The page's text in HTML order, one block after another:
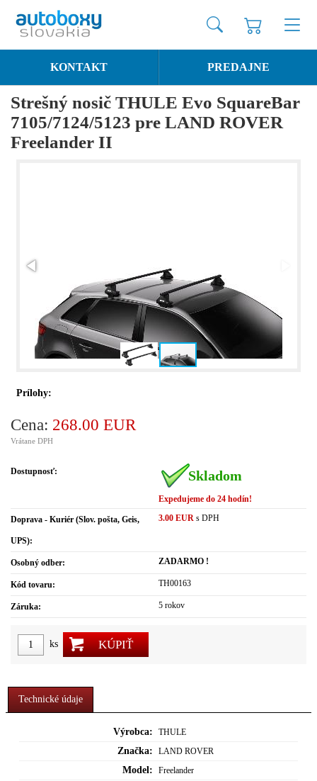
KONTAKT PREDAJNE
Strešný nosič THULE Evo SquareBar
7105/7124/5123 pre LAND ROVER
Freelander II
Prílohy:
Cena: 268.00 EUR
Vrátane DPH
Dostupnosť: Skladom
Expedujeme do 24 hodín!
Doprava - Kuriér (Slov. pošta, Geis,
UPS):
3.00 EUR s DPH
Osobný odber: ZADARMO !
Kód tovaru: TH00163
Záruka: 5 rokov
ks KÚPIŤ
Technické údaje
Výrobca: THULE
Značka: LAND ROVER
Model: Freelander